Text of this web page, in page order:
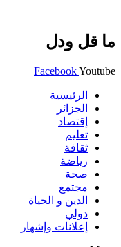
ما قل ودل
FacebookYoutube
الرئيسية
الجزائر
إقتصاد
تعليم
ثقافة
رياضة
صحة
مجتمع
الدين و الحياة
دولي
إعلانات وإشهار